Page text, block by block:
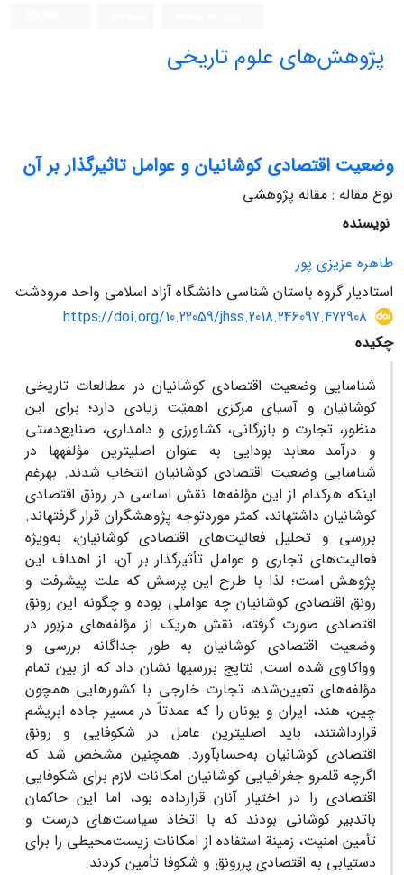
پژوهش‌های علوم تاریخی
وضعیت اقتصادی کوشانیان و عوامل تاثیرگذار بر آن
نوع مقاله : مقاله پژوهشی
نویسنده
طاهره عزیزی پور
استادیار گروه باستان شناسی دانشگاه آزاد اسلامی واحد مرودشت
https://doi.org/10.22059/jhss.2018.246097.472908
چکیده
شناسایی وضعیت اقتصادی کوشانیان در مطالعات تاریخی
کوشانیان و آسیای مرکزی اهمیّت زیادی دارد؛ برای این
منظور، تجارت و بازرگانی، کشاورزی و دامداری، صنایع‌دستی
و درآمد معابد بودایی به عنوان اصلی­ترین مؤلفه­ها در
شناسایی وضعیت اقتصادی کوشانیان انتخاب شدند. به­رغم
اینکه هرکدام از این مؤلفه‌ها نقش اساسی در رونق اقتصادی
کوشانیان داشته­اند، کمتر موردتوجه پژوهشگران قرار گرفته­اند.
بررسی و تحلیل فعالیت‌های اقتصادی کوشانیان، به‌ویژه
فعالیت‌های تجاری و عوامل تأثیرگذار بر آن، از اهداف این
پژوهش است؛ لذا با طرح این پرسش که علت پیشرفت و
رونق اقتصادی کوشانیان چه عواملی بوده و چگونه این رونق
اقتصادی صورت گرفته، نقش هریک از مؤلفه‌های مزبور در
وضعیت اقتصادی کوشانیان به طور جداگانه بررسی و
وواکاوی شده است. نتایج بررسی­ها نشان داد که از بین تمام
مؤلفه‌های تعیین‌شده، تجارت خارجی با کشورهایی همچون
چین، هند، ایران و یونان را که عمدتاً در مسیر جاده ابریشم
قرارداشتند، باید اصلی­ترین عامل در شکوفایی و رونق
اقتصادی کوشانیان به‌حساب­آورد. همچنین مشخص شد که
اگرچه قلمرو جغرافیایی کوشانیان امکانات لازم برای شکوفایی
اقتصادی را در اختیار آنان قرارداده بود، اما این حاکمان
باتدبیر کوشانی بودند که با اتخاذ سیاست‌های درست و
تأمین امنیت، زمینة استفاده از امکانات زیست‌محیطی را برای
دستیابی به اقتصادی پررونق و شکوفا تأمین کردند.